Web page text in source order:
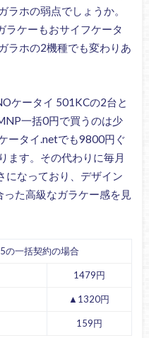
ラホの弱点でしょうか。
ラケーもおサイフケータ
ラホの2機種でも変わりあ
ケータイ 501KCの2台と
一括0円で買うのは少
ータイ.netでも9800円ぐ
ます。その代わりに毎月
になっており、デザイン
た高級なガラケー感を見
の一括契約の場合
1479円
▲1320円
159円